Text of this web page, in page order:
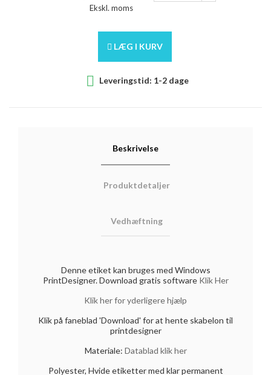
Ekskl. moms
LÆG I KURV
 Leveringstid: 1-2 dage
Beskrivelse
Produktdetaljer
Vedhæftning
Denne etiket kan bruges med Windows
PrintDesigner. Download gratis software Klik Her
Klik her for yderligere hjælp
Klik på faneblad 'Download' for at hente skabelon til
printdesigner
Materiale: Datablad klik her
Polyester, Hvide etiketter med klar permanent